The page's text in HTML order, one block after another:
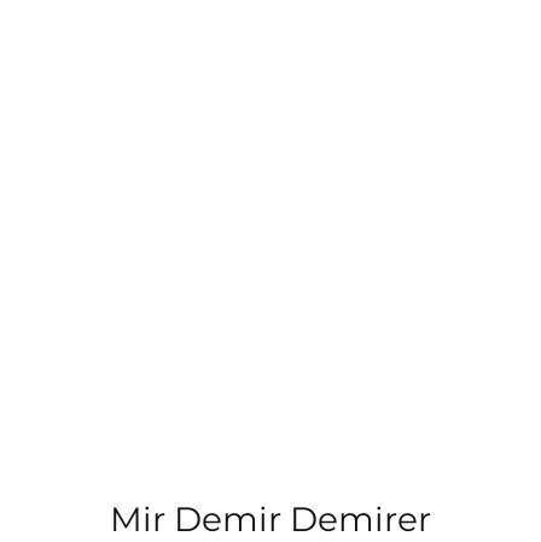
Mir Demir Demirer